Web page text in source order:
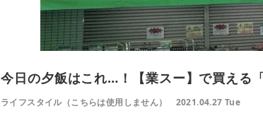
今日の夕飯はこれ…！【業スー】で買える
ライフスタイル（こちらは使用しません） 2021.04.27 Tue